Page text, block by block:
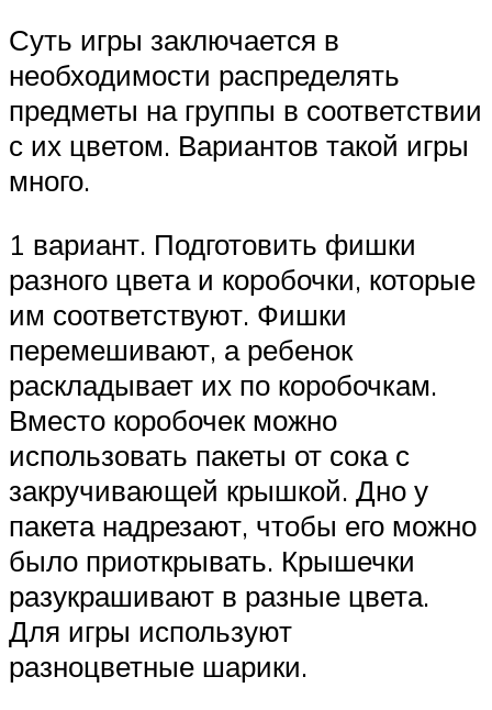
Суть игры заключается в
необходимости распределять
предметы на группы в соответствии
с их цветом. Вариантов такой игры
много.
1 вариант. Подготовить фишки
разного цвета и коробочки, которые
им соответствуют. Фишки
перемешивают, а ребенок
раскладывает их по коробочкам.
Вместо коробочек можно
использовать пакеты от сока с
закручивающей крышкой. Дно у
пакета надрезают, чтобы его можно
было приоткрывать. Крышечки
разукрашивают в разные цвета.
Для игры используют
разноцветные шарики.